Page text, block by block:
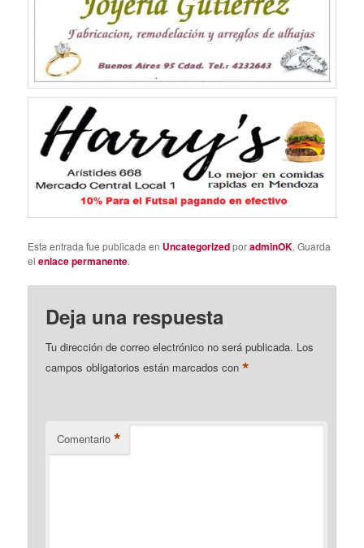
Esta entrada fue publicada en UncategorizedporadminOK. Guarda
elenlace permanente.
Deja una respuesta
Tu dirección de correo electrónico no será publicada. Los
campos obligatorios están marcados con*
Comentario *